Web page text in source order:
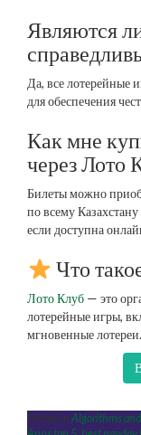
Являются
Да, все лотерейные
для обеспечения
Как мне
через Лото
Билеты можно
по всему
если доступна
Что
Лото Клуб — это
лотерейные игры,
мгновенные лотереи.
Posted in Algorithms